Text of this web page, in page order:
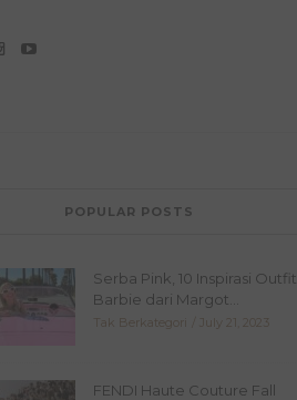
POPULAR POSTS
Serba Pink, 10 Inspirasi Outfit
Barbie dari Margot...
Tak Berkategori July 21, 2023
FENDI Haute Couture Fall